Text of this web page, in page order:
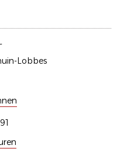
Lobbes